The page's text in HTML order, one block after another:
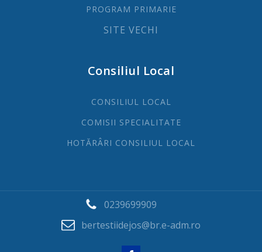
PROGRAM PRIMARIE
SITE VECHI
Consiliul Local
CONSILIUL LOCAL
COMISII SPECIALITATE
HOTĂRÂRI CONSILIUL LOCAL
0239699909
bertestiidejos@br.e-adm.ro